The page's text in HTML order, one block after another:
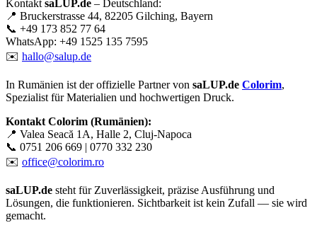
Kontakt saLUP.de – Deutschland:
📍 Bruckerstrasse 44, 82205 Gilching, Bayern
📞 +49 173 852 77 64
WhatsApp: +49 1525 135 7595
✉️ hallo@salup.de
In Rumänien ist der offizielle Partner von saLUP.de Colorim,
Spezialist für Materialien und hochwertigen Druck.
Kontakt Colorim (Rumänien):
📍 Valea Seacă 1A, Halle 2, Cluj-Napoca
📞 0751 206 669 | 0770 332 230
✉️ office@colorim.ro
saLUP.de steht für Zuverlässigkeit, präzise Ausführung und
Lösungen, die funktionieren. Sichtbarkeit ist kein Zufall — sie wird
gemacht.